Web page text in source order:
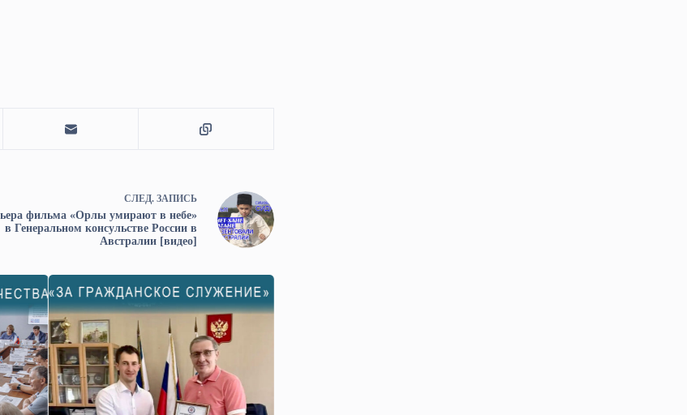
СЛЕД. ЗАПИСЬ
фильма «Орлы умирают в небе»
в Генеральном консульстве России в
Австралии [видео]